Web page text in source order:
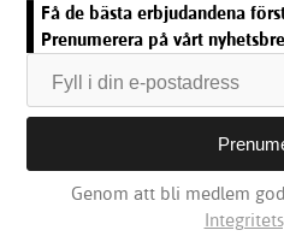
Få de bästa erbjudandena
Prenumerera på vårt
Genom att bli medlem